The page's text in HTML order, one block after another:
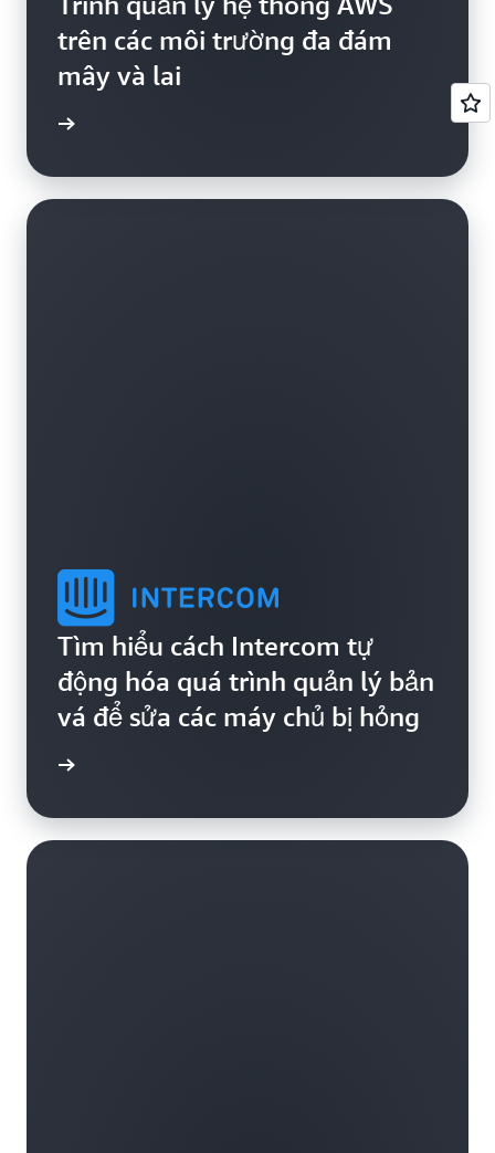
trên các môi trường đa đám
mây và lai
Tìm hiểu cách Intercom tự
động hóa quá trình quản lý bản
vá để sửa các máy chủ bị hỏng